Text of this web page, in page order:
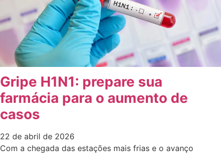
Gripe H1N1: prepare sua
farmácia para o aumento de
casos
22 de abril de 2026
Com a chegada das estações mais frias e o avanço